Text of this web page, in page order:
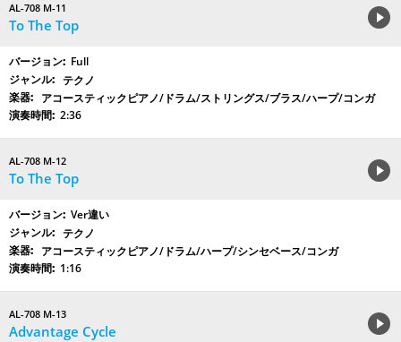
AL-708 M-11
To The Top
Full
テクノ
アコースティックピアノ/ドラム/ストリングス/ブラス/ハープ/コンガ
2:36
AL-708 M-12
To The Top
Ver違い
テクノ
アコースティックピアノ/ドラム/ハープ/シンセベース/コンガ
1:16
AL-708 M-13
Advantage Cycle